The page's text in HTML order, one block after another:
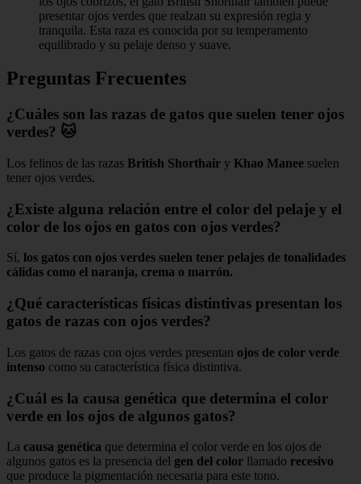
presentar ojos verdes que realzan su expresión regia y
tranquila. Esta raza es conocida por su temperamento
equilibrado y su pelaje denso y suave.
Preguntas Frecuentes
¿Cuáles son las razas de gatos que suelen tener ojos
verdes? 🐱
Los felinos de las razas British Shorthair y Khao Manee suelen
tener ojos verdes.
¿Existe alguna relación entre el color del pelaje y el
color de los ojos en gatos con ojos verdes?
Sí, los gatos con ojos verdes suelen tener pelajes de tonalidades
cálidas como el naranja, crema o marrón.
¿Qué características físicas distintivas presentan los
gatos de razas con ojos verdes?
Los gatos de razas con ojos verdes presentan ojos de color verde
intenso como su característica física distintiva.
¿Cuál es la causa genética que determina el color
verde en los ojos de algunos gatos?
La causa genética que determina el color verde en los ojos de
algunos gatos es la presencia del gen del color llamado recesivo
que produce la pigmentación necesaria para este tono.